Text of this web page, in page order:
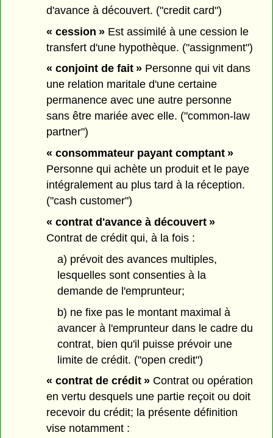
d'avance à découvert. ("credit card")
« cession » Est assimilé à une cession le
transfert d'une hypothèque. ("assignment")
« conjoint de fait » Personne qui vit dans
une relation maritale d'une certaine
permanence avec une autre personne
sans être mariée avec elle. ("common-law
partner")
« consommateur payant comptant »
Personne qui achète un produit et le paye
intégralement au plus tard à la réception.
("cash customer")
« contrat d'avance à découvert »
Contrat de crédit qui, à la fois :
a) prévoit des avances multiples,
lesquelles sont consenties à la
demande de l'emprunteur;
b) ne fixe pas le montant maximal à
avancer à l'emprunteur dans le cadre du
contrat, bien qu'il puisse prévoir une
limite de crédit. ("open credit")
« contrat de crédit » Contrat ou opération
en vertu desquels une partie reçoit ou doit
recevoir du crédit; la présente définition
vise notamment :